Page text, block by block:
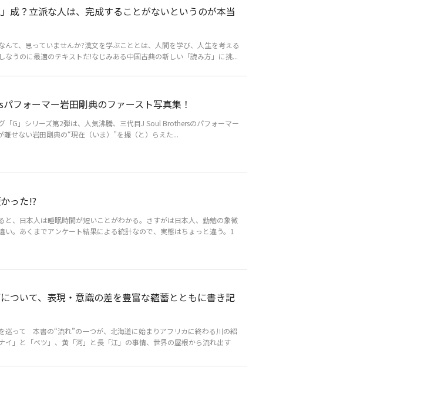
成？立派な人は、完成することがないというのが本当
て、思っていませんか?漢文を学ぶこととは、人間を学び、人生を考える
なうのに最適のテキストだ!なじみある中国古典の新しい「読み方」に挑...
フォーマー岩田剛典のファースト写真集！
G」シリーズ第2弾は、人気沸騰、三代目J Soul Brothersのパフォーマー
離せない岩田剛典の“現在（いま）”を撮（と）らえた...
った!?
と、日本人は睡眠時間が短いことがわかる。さすがは日本人、勤勉の象徴
い。あくまでアンケート結果による統計なので、実態はちょっと違う。1
ついて、表現・意識の差を豊富な蘊蓄とともに書き記
って 本書の“流れ”の一つが、北海道に始まりアフリカに終わる川の紹
イ」と「ベツ」、黄「河」と長「江」の事情、世界の屋根から流れ出す